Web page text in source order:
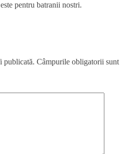
pentru batranii nostri.
publicată. Câmpurile obligatorii sunt